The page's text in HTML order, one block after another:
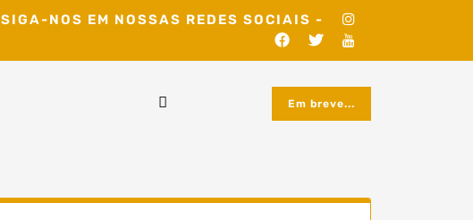
SIGA-NOS EM NOSSAS REDES SOCIAIS -
Em breve...